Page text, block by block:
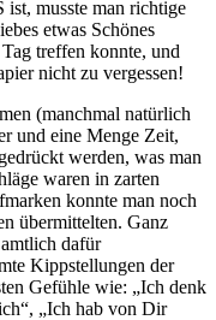
ist, musste man richtige
etwas Schönes
treffen konnte, und
nicht zu vergessen!
(manchmal natürlich
und eine Menge Zeit,
werden, was man
waren in zarten
konnte man noch
übermittelten. Ganz
dafür
Kippstellungen der
Gefühle wie:
Ich denk
,
Ich hab von Dir